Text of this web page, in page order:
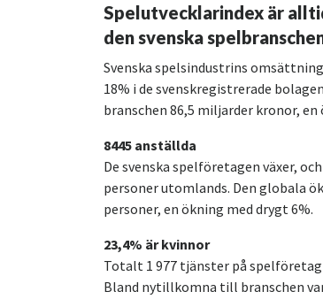
Spelutvecklarindex är
den svenska
Svenska spelsindustrins
18% i de svenskregistrerade
branschen 86,5 miljarder kronor, en
8445 anställda
De svenska spelföretagen växer,
personer utomlands. Den globala
personer, en ökning med drygt 6%.
23,4% är kvinnor
Totalt 1 977 tjänster på
Bland nytillkomna till branschen